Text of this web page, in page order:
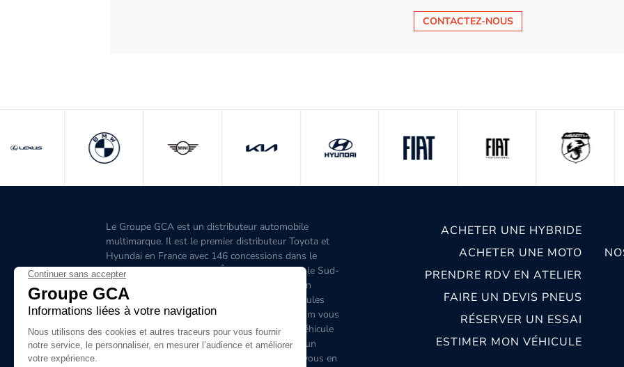
CONTACTEZ-NOUS
Le Groupe GCA est un distributeur automobile
multimarque. Il est le premier distributeur Toyota et
Hyundai en France avec 146 concessions dans le
Grand-Ouest, l’Aquitaine, l'Île-de-France, l'Est, le Sud-
Ouest, le Sud-Est, la Corse et 6 concessions en
Belgique. C'est le premier distributeur de véhicules
hybrides en France. Le site www.groupegca.com vous
permet de trouver facilement votre prochain véhicule
d'occasion. Le réseau Groupe GCA c'est aussi un
service après-vente de qualité, prenez rendez-vous en
ACHETER UNE HYBRIDE
ACHETER UNE MOTO
PRENDRE RDV EN ATELIER
FAIRE UN DEVIS PNEUS
RÉSERVER UN ESSAI
ESTIMER MON VÉHICULE